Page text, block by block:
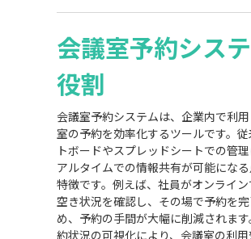
会議室予約シス
役割
会議室予約システムは、企業内で利
室の予約を効率化するツールです。
トボードやスプレッドシートでの管
アルタイムでの情報共有が可能にな
特徴です。例えば、社員がオンライ
空き状況を確認し、その場で予約を
め、予約の手間が大幅に削減されま
約状況の可視化により、会議室の利